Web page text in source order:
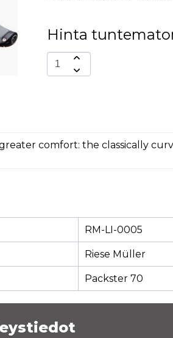
Hinta
comfort: the classically
RM-LI-0005
Riese Müller
Packster 70